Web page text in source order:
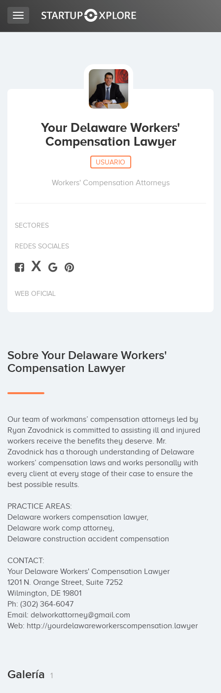
ACCESO
Toggle
navigation
Your Delaware Workers'
Compensation Lawyer
USUARIO
Workers' Compensation Attorneys
SECTORES
REDES SOCIALES
X
WEB OFICIAL
Sobre Your Delaware Workers'
Compensation Lawyer
Our team of workmans’ compensation attorneys led by
Ryan Zavodnick is committed to assisting ill and injured
workers receive the benefits they deserve. Mr.
Zavodnick has a thorough understanding of Delaware
workers’ compensation laws and works personally with
every client at every stage of their case to ensure the
best possible results.
PRACTICE AREAS:
Delaware workers compensation lawyer,
Delaware work comp attorney,
Delaware construction accident compensation
CONTACT:
Your Delaware Workers' Compensation Lawyer
1201 N. Orange Street, Suite 7252
Wilmington, DE 19801
Ph: (302) 364-6047
Email: delworkattorney@gmail.com
Web: http://yourdelawareworkerscompensation.lawyer
Galería 1